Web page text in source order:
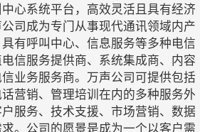
心系统平台，高效灵活且具有经济
司成为专门从事现代通讯领域内产
有呼叫中心、信息服务等多种电信
信服务提供商、系统集成商、内容
业务服务商。万声公司可提供包括
营销、管理培训在内的多种服务外
服务、技术支援、市场营销、数据
。公司的愿景是成为一个以客户需